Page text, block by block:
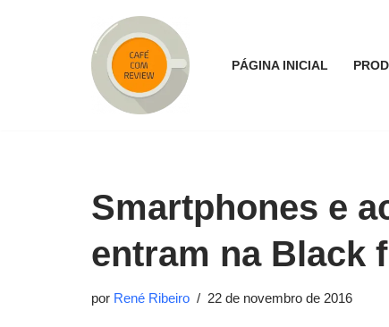
PÁGINA INICIAL
Smartphones e
entram na Black
por René Ribeiro 22 de novembro de 2016